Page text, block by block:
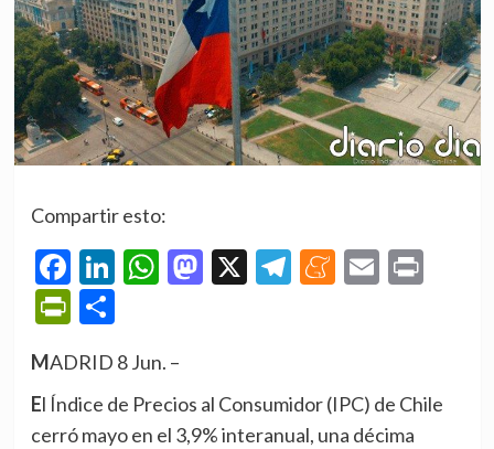
Compartir esto:
Facebook
LinkedIn
WhatsApp
Mastodon
X Telegram
Meneame
Email
PrintFriendly
Compartir
MADRID 8 Jun. –
El Índice de Precios al Consumidor (IPC) de Chile
cerró mayo en el 3,9% interanual, una décima